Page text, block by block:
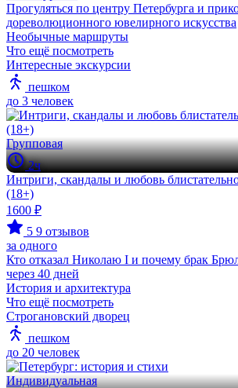
Прогуляться по центру Петербурга и
дореволюционного ювелирного искусства
Необычные маршруты
Что ещё посмотреть
Интересные экскурсии
пешком
до 3 человек
Групповая
2ч
Интриги, скандалы и любовь
(18+)
1600 ₽
5 9 отзывов
за одного
Кто отказал Николаю I и почему брак
через 40 дней
История и архитектура
Что ещё посмотреть
Строгановский дворец
пешком
до 20 человек
Индивидуальная